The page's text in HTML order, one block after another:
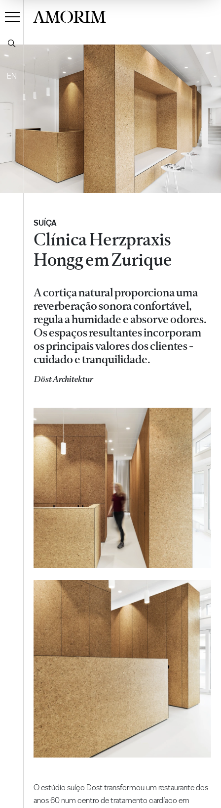
EN
AMORIM
SUÍÇA
Clínica Herzpraxis
Hongg em Zurique
A cortiça natural proporciona uma
reverberação sonora confortável,
regula a humidade e absorve odores.
Os espaços resultantes incorporam
os principais valores dos clientes -
cuidado e tranquilidade.
Döst Architektur
O estúdio suíço Dost transformou um restaurante dos
anos 60 num centro de tratamento cardíaco em